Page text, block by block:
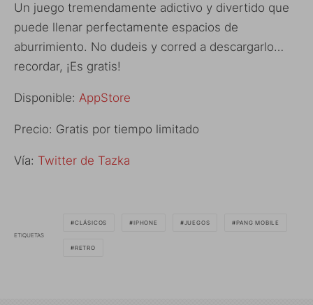
Un juego tremendamente adictivo y divertido que
puede llenar perfectamente espacios de
aburrimiento. No dudeis y corred a descargarlo…
recordar, ¡Es gratis!
Disponible: AppStore
Precio: Gratis por tiempo limitado
Vía: Twitter de Tazka
ETIQUETAS
CLÁSICOS IPHONE JUEGOS PANG MOBILE
RETRO